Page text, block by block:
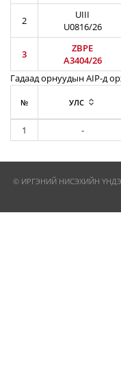
2
UIII
U0816/26
3
ZBPE
A3404/26
Гадаад орнуудын AIP-д
№ УЛС
1 -
© ИРГЭНИЙ НИСЭХИЙН